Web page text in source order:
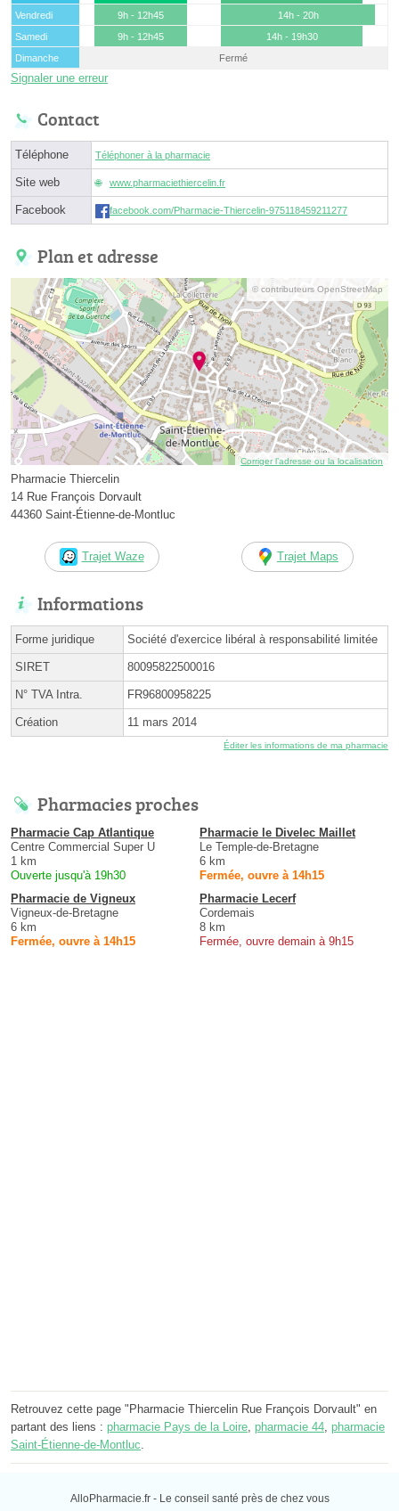
Vendredi
9h - 12h45
14h - 20h
Samedi
9h - 12h45
14h - 19h30
Dimanche
Fermé
Signaler une erreur
Contact
Téléphone Téléphoner à la pharmacie
Site web www.pharmaciethiercelin.fr
Facebook facebook.com/Pharmacie-Thiercelin-975118459211277
Plan et adresse
© contributeurs OpenStreetMap
Corriger l’adresse ou la localisation
Pharmacie Thiercelin
14 Rue François Dorvault
44360 Saint-Étienne-de-Montluc
Trajet Waze Trajet Maps
Informations
Forme juridique Société d'exercice libéral à responsabilité limitée
SIRET 80095822500016
N° TVA Intra. FR96800958225
Création 11 mars 2014
Éditer les informations de ma pharmacie
Pharmacies proches
Pharmacie Cap Atlantique
Centre Commercial Super U
1 km
Ouverte jusqu'à 19h30
Pharmacie le Divelec Maillet
Le Temple-de-Bretagne
6 km
Fermée, ouvre à 14h15
Pharmacie de Vigneux
Vigneux-de-Bretagne
6 km
Fermée, ouvre à 14h15
Pharmacie Lecerf
Cordemais
8 km
Fermée, ouvre demain à 9h15
Retrouvez cette page "Pharmacie Thiercelin Rue François Dorvault" en
partant des liens : pharmacie Pays de la Loire, pharmacie 44, pharmacie
Saint-Étienne-de-Montluc.
AlloPharmacie.fr - Le conseil santé près de chez vous